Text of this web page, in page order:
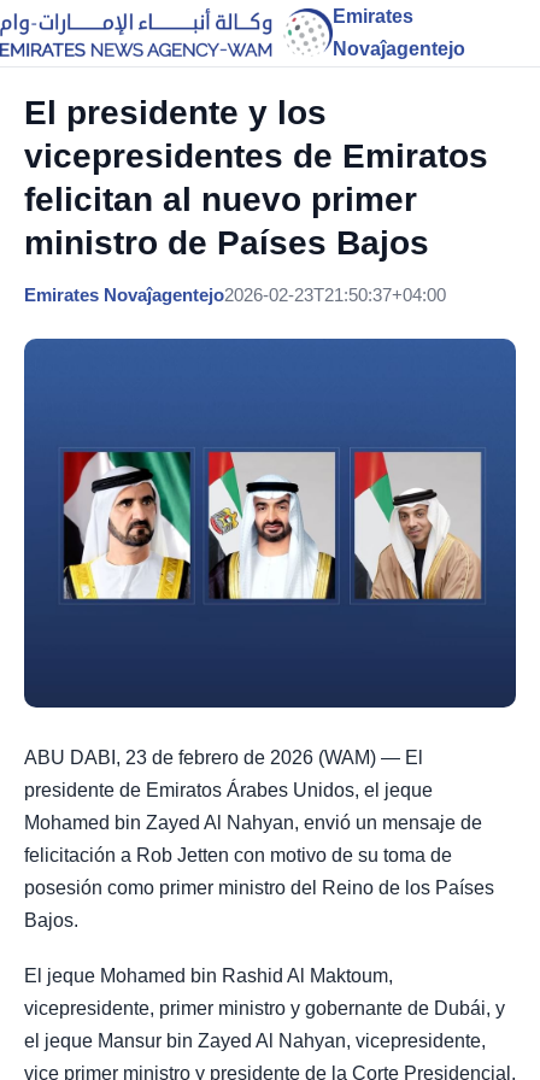
Emirates
Novaĵagentejo
El presidente y los
vicepresidentes de Emiratos
felicitan al nuevo primer
ministro de Países Bajos
Emirates Novaĵagentejo2026-02-23T21:50:37+04:00
ABU DABI, 23 de febrero de 2026 (WAM) — El
presidente de Emiratos Árabes Unidos, el jeque
Mohamed bin Zayed Al Nahyan, envió un mensaje de
felicitación a Rob Jetten con motivo de su toma de
posesión como primer ministro del Reino de los Países
Bajos.
El jeque Mohamed bin Rashid Al Maktoum,
vicepresidente, primer ministro y gobernante de Dubái, y
el jeque Mansur bin Zayed Al Nahyan, vicepresidente,
vice primer ministro y presidente de la Corte Presidencial,